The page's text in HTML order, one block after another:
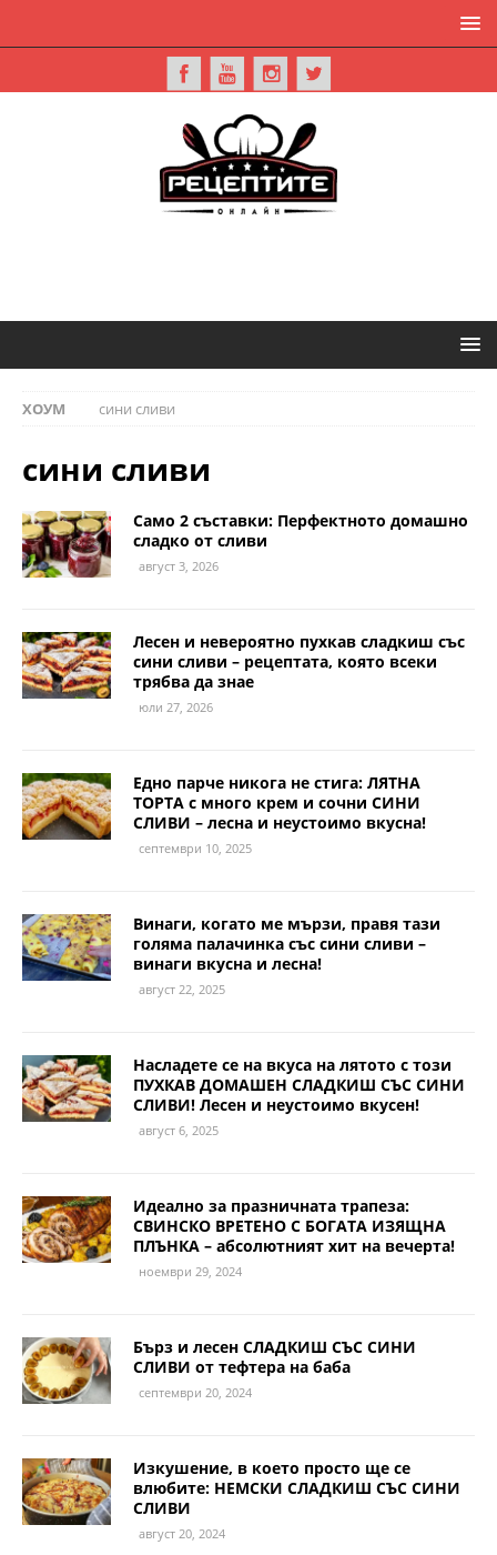
ХОУМ сини сливи
сини сливи
Само 2 съставки: Перфектното домашно
сладко от сливи
август 3, 2026
Лесен и невероятно пухкав сладкиш със
сини сливи – рецептата, която всеки
трябва да знае
юли 27, 2026
Едно парче никога не стига: ЛЯТНА
ТОРТА с много крем и сочни СИНИ
СЛИВИ – лесна и неустоимо вкусна!
септември 10, 2025
Винаги, когато ме мързи, правя тази
голяма палачинка със сини сливи –
винаги вкусна и лесна!
август 22, 2025
Насладете се на вкуса на лятото с този
ПУХКАВ ДОМАШЕН СЛАДКИШ СЪС СИНИ
СЛИВИ! Лесен и неустоимо вкусен!
август 6, 2025
Идеално за празничната трапеза:
СВИНСКО ВРЕТЕНО С БОГАТА ИЗЯЩНА
ПЛЪНКА – абсолютният хит на вечерта!
ноември 29, 2024
Бърз и лесен СЛАДКИШ СЪС СИНИ
СЛИВИ от тефтера на баба
септември 20, 2024
Изкушение, в което просто ще се
влюбите: НЕМСКИ СЛАДКИШ СЪС СИНИ
СЛИВИ
август 20, 2024